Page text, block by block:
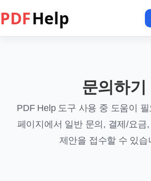
PDFHelp
문의하기
PDF Help 도구 사용 중 도움이 필
페이지에서 일반 문의, 결제/요금
제안을 접수할 수 있습